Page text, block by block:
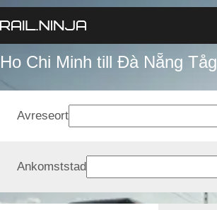
Ho Chi Minh till Đà Nẵng Tåg
Avreseort
Ankomststad